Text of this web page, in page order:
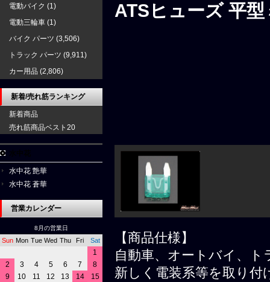
ATSヒューズ 平
【商品仕様】
自動車、オートバイ、
新しく電装系等を取り付
電動バイク (1)
電動三輪車 (1)
バイク パーツ (3,506)
トラック パーツ (9,911)
カー用品 (2,806)
新着/売れ筋ランキング
新着商品
売れ筋商品ベスト20
水中花 艶華
水中花 蒼華
営業カレンダー
8月の営業日
Sun Mon Tue Wed Thu Fri Sat
1
2
3 4 5 6 7
8
9
10 11 12 13 14
15